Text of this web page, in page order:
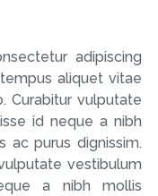
adipiscing
aliquet vitae
Curabitur vulputate
id neque a nibh
ac purus dignissim.
vestibulum
a nibh mollis